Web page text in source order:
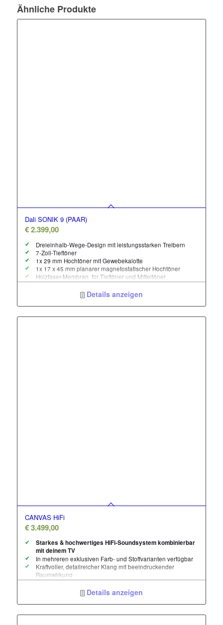
Ähnliche Produkte
Dali SONIK 9 (PAAR)
€2.399,00
Dreieinhalb-Wege-Design mit leistungsstarken Treibern
7-Zoll-Tieftöner
1x 29 mm Hochtöner mit Gewebekalotte
1x 17 x 45 mm planarer magnetostatischer Hochtöner
Holzfaser-Membran für Tieftöner und Mitteltöner
Hybrid-Hochtönermodul – liefert einen weichen und gut
integrierten Klang für eine breitere Hörposition
Atemberaubende Klarheit
Robustes und elegantes Gehäuse
Hohe Empfindlichkeit und Leistungsfähigkeit
Details anzeigen
CANVAS HiFi
€3.499,00
Starkes & hochwertiges HiFi-Soundsystem kombinierbar
mit deinem TV
In mehreren exklusiven Farb- und Stoffvarianten verfügbar
Kraftvoller, detailreicher Klang mit beeindruckender
Raumwirkung
Elegantes skandinavisches Design für moderne
Universelle TV-Halterung für viele TV-Marken geeignet
Flexible Montage als Wand- oder Standlösung
Moderne Streaming-Funktionen wie AirPlay 2, Google Cast
Details anzeigen